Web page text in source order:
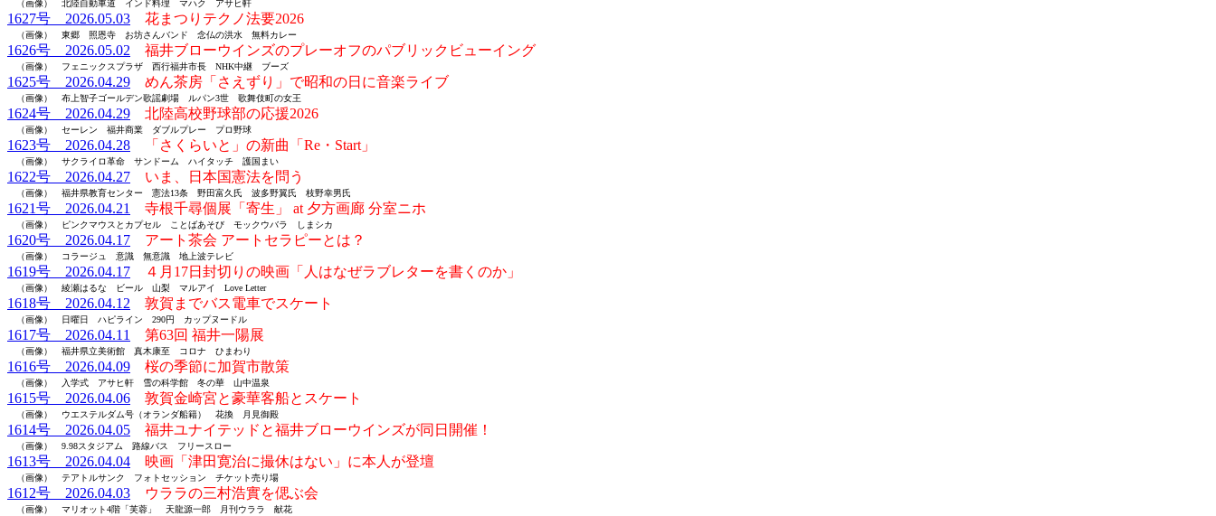
（画像） 北陸自動車道 インド料理 マハク アサヒ軒
1627号 2026.05.03 花まつりテクノ法要2026
（画像） 東郷 照恩寺 お坊さんバンド 念仏の洪水 無料カレー
1626号 2026.05.02 福井ブローウインズのプレーオフのパブリックビューイング
（画像） フェニックスプラザ 西行福井市長 NHK中継 ブーズ
1625号 2026.04.29 めん茶房「さえずり」で昭和の日に音楽ライブ
（画像） 布上智子ゴールデン歌謡劇場 ルパン3世 歌舞伎町の女王
1624号 2026.04.29 北陸高校野球部の応援2026
（画像） セーレン 福井商業 ダブルプレー プロ野球
1623号 2026.04.28 「さくらいと」の新曲「Re・Start」
（画像） サクライロ革命 サンドーム ハイタッチ 護国まい
1622号 2026.04.27 いま、日本国憲法を問う
（画像） 福井県教育センター 憲法13条 野田富久氏 波多野翼氏 枝野幸男氏
1621号 2026.04.21 寺根千尋個展「寄生」 at 夕方画廊 分室ニホ
（画像） ピンクマウスとカプセル ことばあそび モックウバラ しまシカ
1620号 2026.04.17 アート茶会 アートセラピーとは？
（画像） コラージュ 意識 無意識 地上波テレビ
1619号 2026.04.17 ４月17日封切りの映画「人はなぜラブレターを書くのか」
（画像） 綾瀬はるな ビール 山梨 マルアイ Love Letter
1618号 2026.04.12 敦賀までバス電車でスケート
（画像） 日曜日 ハピライン 290円 カップヌードル
1617号 2026.04.11 第63回 福井一陽展
（画像） 福井県立美術館 真木康至 コロナ ひまわり
1616号 2026.04.09 桜の季節に加賀市散策
（画像） 入学式 アサヒ軒 雪の科学館 冬の華 山中温泉
1615号 2026.04.06 敦賀金崎宮と豪華客船とスケート
（画像） ウエステルダム号（オランダ船籍） 花換 月見御殿
1614号 2026.04.05 福井ユナイテッドと福井ブローウインズが同日開催！
（画像） 9.98スタジアム 路線バス フリースロー
1613号 2026.04.04 映画「津田寛治に撮休はない」に本人が登壇
（画像） テアトルサンク フォトセッション チケット売り場
1612号 2026.04.03 ウララの三村浩實を偲ぶ会
（画像） マリオット4階「芙蓉」 天龍源一郎 月刊ウララ 献花